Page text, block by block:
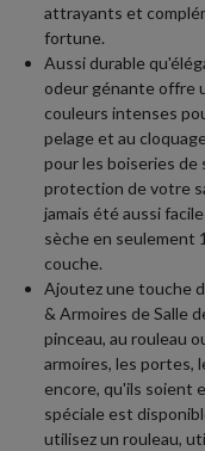
attrayants et
fortune.
Aussi durable
odeur génante offre
couleurs intenses
pelage et au
pour les boiseries de
protection de votre
jamais été aussi
sèche en seulement
couche.
Ajoutez une touche
& Armoires de Salle
pinceau, au rouleau
armoires, les portes,
encore, qu'ils soient
spéciale est
utilisez un rouleau,